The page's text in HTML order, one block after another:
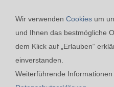
Kontakt 24h-Notfall-
Wir verwenden Cookies um
und Ihnen das bestmögliche
dem Klick auf „Erlauben“
einverstanden.
Weiterführende